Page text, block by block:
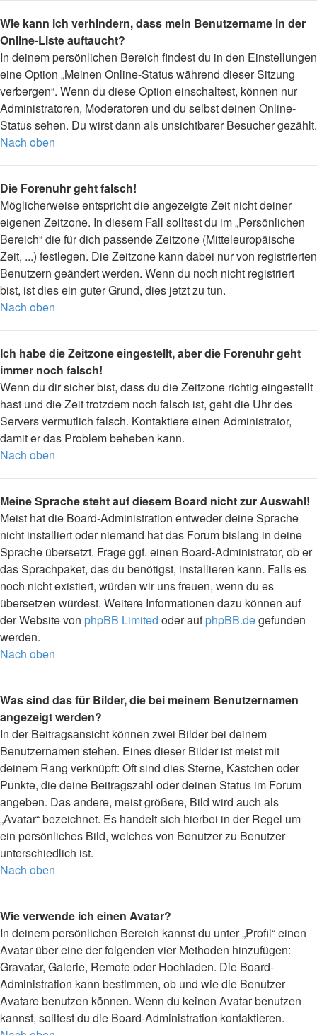
Wie kann ich verhindern, dass mein Benutzername in der
Online-Liste auftaucht?
In deinem persönlichen Bereich findest du in den Einstellungen
eine Option „Meinen Online-Status während dieser Sitzung
verbergen“. Wenn du diese Option einschaltest, können nur
Administratoren, Moderatoren und du selbst deinen Online-
Status sehen. Du wirst dann als unsichtbarer Besucher gezählt.
Nach oben
Die Forenuhr geht falsch!
Möglicherweise entspricht die angezeigte Zeit nicht deiner
eigenen Zeitzone. In diesem Fall solltest du im „Persönlichen
Bereich“ die für dich passende Zeitzone (Mitteleuropäische
Zeit, ...) festlegen. Die Zeitzone kann dabei nur von registrierten
Benutzern geändert werden. Wenn du noch nicht registriert
bist, ist dies ein guter Grund, dies jetzt zu tun.
Nach oben
Ich habe die Zeitzone eingestellt, aber die Forenuhr geht
immer noch falsch!
Wenn du dir sicher bist, dass du die Zeitzone richtig eingestellt
hast und die Zeit trotzdem noch falsch ist, geht die Uhr des
Servers vermutlich falsch. Kontaktiere einen Administrator,
damit er das Problem beheben kann.
Nach oben
Meine Sprache steht auf diesem Board nicht zur Auswahl!
Meist hat die Board-Administration entweder deine Sprache
nicht installiert oder niemand hat das Forum bislang in deine
Sprache übersetzt. Frage ggf. einen Board-Administrator, ob er
das Sprachpaket, das du benötigst, installieren kann. Falls es
noch nicht existiert, würden wir uns freuen, wenn du es
übersetzen würdest. Weitere Informationen dazu können auf
der Website von phpBB Limited oder aufphpBB.degefunden
werden.
Nach oben
Was sind das für Bilder, die bei meinem Benutzernamen
angezeigt werden?
In der Beitragsansicht können zwei Bilder bei deinem
Benutzernamen stehen. Eines dieser Bilder ist meist mit
deinem Rang verknüpft: Oft sind dies Sterne, Kästchen oder
Punkte, die deine Beitragszahl oder deinen Status im Forum
angeben. Das andere, meist größere, Bild wird auch als
„Avatar“ bezeichnet. Es handelt sich hierbei in der Regel um
ein persönliches Bild, welches von Benutzer zu Benutzer
unterschiedlich ist.
Nach oben
Wie verwende ich einen Avatar?
In deinem persönlichen Bereich kannst du unter „Profil“ einen
Avatar über eine der folgenden vier Methoden hinzufügen:
Gravatar, Galerie, Remote oder Hochladen. Die Board-
Administration kann bestimmen, ob und wie die Benutzer
Avatare benutzen können. Wenn du keinen Avatar benutzen
kannst, solltest du die Board-Administration kontaktieren.